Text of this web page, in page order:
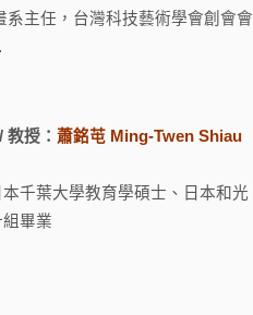
主任，台灣科技藝術學會創會會
授： 蕭銘芚 Ming-Twen Shiau
千葉大學教育學碩士、日本和光
畢業